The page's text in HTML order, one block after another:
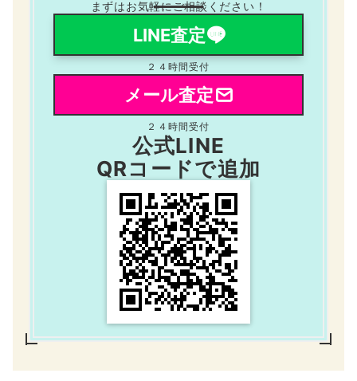
まずはお気軽にご相談ください！
LINE査定
２４時間受付
メール査定
２４時間受付
公式LINE
QRコードで追加